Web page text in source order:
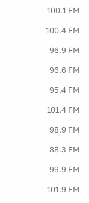
100.1 FM
100.4 FM
96.9 FM
96.6 FM
95.4 FM
101.4 FM
98.9 FM
88.3 FM
99.9 FM
101.9 FM